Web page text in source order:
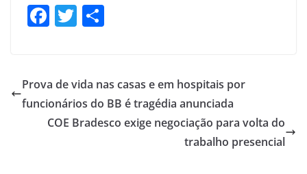
F
e
b
o
T
er e
Prova de vida nas casas e em hospitais por
funcionários do BB é tragédia anunciada
COE Bradesco exige negociação para volta do
trabalho presencial